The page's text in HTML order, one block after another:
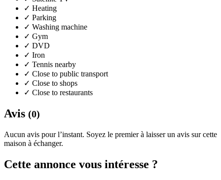
✓ Heating
✓ Parking
✓ Washing machine
✓ Gym
✓ DVD
✓ Iron
✓ Tennis nearby
✓ Close to public transport
✓ Close to shops
✓ Close to restaurants
Avis (0)
Aucun avis pour l’instant. Soyez le premier à laisser un avis sur cette
maison à échanger.
Cette annonce vous intéresse ?